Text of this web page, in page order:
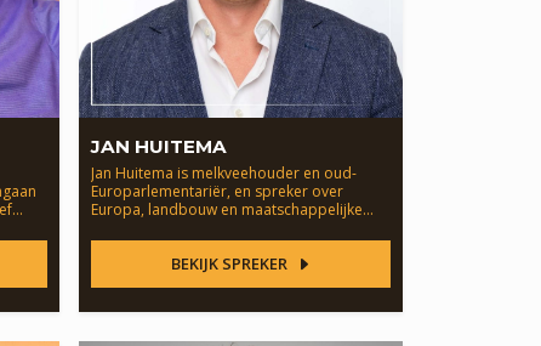
JAN HUITEMA
Jan Huitema is melkveehouder en oud-
Europarlementariër, en spreker over
Europa, landbouw en maatschappelijke
BEKIJK SPREKER